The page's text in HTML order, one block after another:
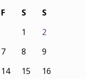
F S
S
1
2
7 8
9
14 15
16